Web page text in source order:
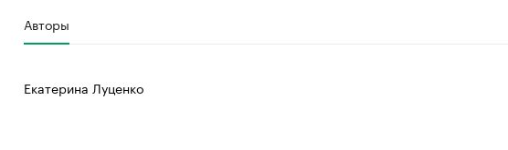
Авторы
Екатерина Луценко